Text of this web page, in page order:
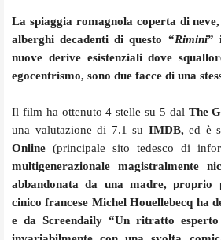
La spiaggia romagnola coperta di
alberghi decadenti di questo “Rimini”
nuove derive esistenziali dove
egocentrismo, sono due facce di una
Il film ha ottenuto 4 stelle su 5 dal The
una valutazione di 7.1 su IMDB,ed è
Online (principale sito tedesco di
multigenerazionale magistralmente
abbandonata da una madre,
cinico francese Michel Houellebecq ha
e da Screendaily “Un ritratto esperto